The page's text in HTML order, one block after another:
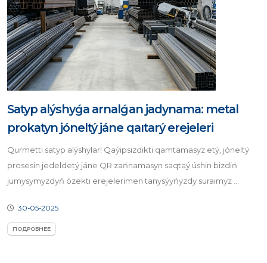
Satyp alýshyǵa arnalǵan jadynama: metal
prokatyn jóneltý jáne qaıtarý erejeleri
Qurmetti satyp alýshylar! Qaýipsizdikti qamtamasyz etý, jóneltý
prosesin jedeldetý jáne QR zańnamasyn saqtaý úshin bizdiń
jumysymyzdyń ózekti erejelerimen tanysýyńyzdy suraımyz ...
30-05-2025
ПОДРОБНЕЕ